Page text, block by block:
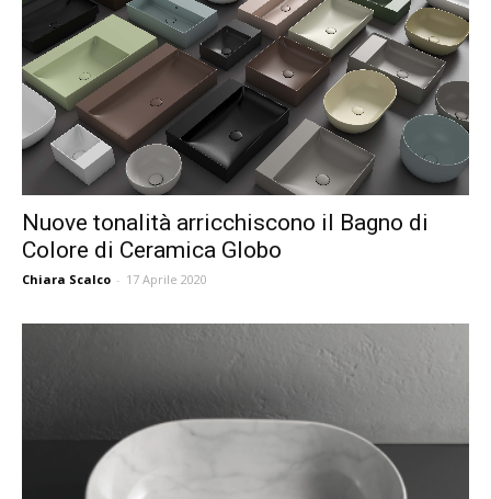
Nuove tonalità arricchiscono il Bagno di
Colore di Ceramica Globo
Chiara Scalco - 17 Aprile 2020